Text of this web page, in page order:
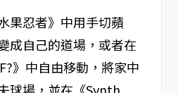
果忍者》中用手切蘋
成自己的道場，或者在
》中自由移動，將家中